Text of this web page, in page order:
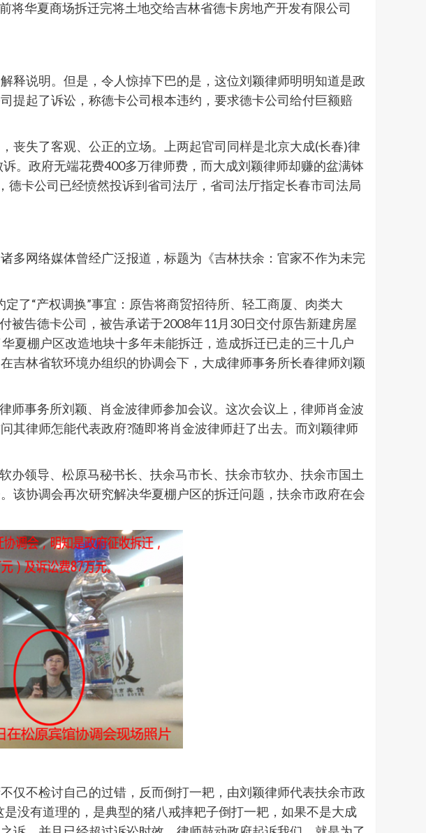
将华夏商场拆迁完将土地交给吉林省德卡房地产开发有限公司
释说明。但是，令人惊掉下巴的是，这位刘颖律师明明知道是政
提起了诉讼，称德卡公司根本违约，要求德卡公司给付巨额赔
丧失了客观、公正的立场。上两起官司同样是北京大成(长春)律
。政府无端花费400多万律师费，而大成刘颖律师却赚的盆满钵
卡公司已经愤然投诉到省司法厅，省司法厅指定长春市司法局
多网络媒体曾经广泛报道，标题为《吉林扶余：官家不作为未完
了“产权调换”事宜：原告将商贸招待所、轻工商厦、肉类大
被告德卡公司，被告承诺于2008年11月30日交付原告新建房屋
夏棚户区改造地块十多年未能拆迁，造成拆迁已走的三十几户
吉林省软环境办组织的协调会下，大成律师事务所长春律师刘颖
师事务所刘颖、肖金波律师参加会议。这次会议上，律师肖金波
其律师怎能代表政府?随即将肖金波律师赶了出去。而刘颖律师
办领导、松原马秘书长、扶余马市长、扶余市软办、扶余市国土
该协调会再次研究解决华夏棚户区的拆迁问题，扶余市政府在会
仅不检讨自己的过错，反而倒打一耙，由刘颖律师代表扶余市政
没有道理的，是典型的猪八戒摔耙子倒打一耙，如果不是大成